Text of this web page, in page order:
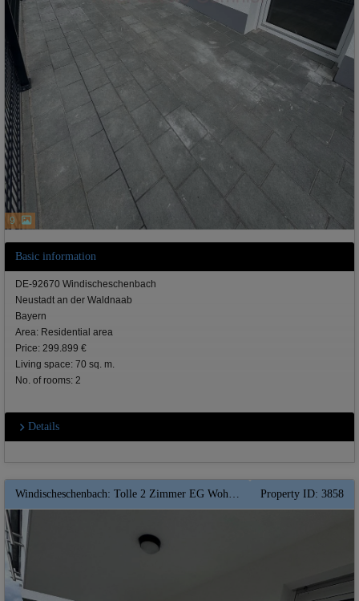
9
Basic information
DE-92670 Windischeschenbach
Neustadt an der Waldnaab
Bayern
Area: Residential area
Price: 299.899 €
Living space: 70 sq. m.
No. of rooms: 2
Details
Property ID: 3858